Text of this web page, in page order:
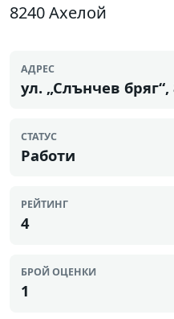
8240 Ахелой
АДРЕС
ул. „Слънчев
СТАТУС
Работи
РЕЙТИНГ
4
БРОЙ ОЦЕНКИ
1